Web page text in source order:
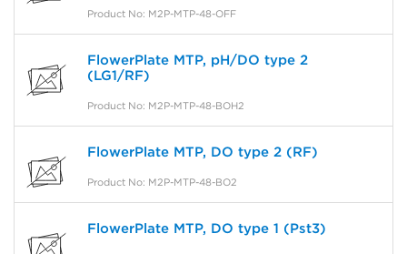
Product No: M2P-MTP-48-OFF
FlowerPlate MTP, pH/DO type 2
(LG1/RF)
Product No: M2P-MTP-48-BOH2
FlowerPlate MTP, DO type 2 (RF)
Product No: M2P-MTP-48-BO2
FlowerPlate MTP, DO type 1 (Pst3)